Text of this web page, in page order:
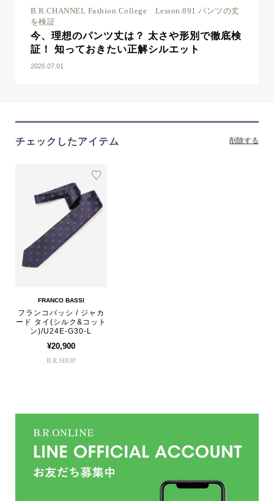
B.R.CHANNEL Fashion College Lesson.891 パンツの丈
を検証
今、理想のパンツ丈は？ 太さや形別で徹底検
証！ 知っておきたい正解シルエット
2026.07.01
チェックしたアイテム 削除する
FRANCO BASSI
フランコバッシ / ジャカ
ード タイ(シルク&コット
ン)/U24E-G30-L
¥20,900
B.R.SHOP